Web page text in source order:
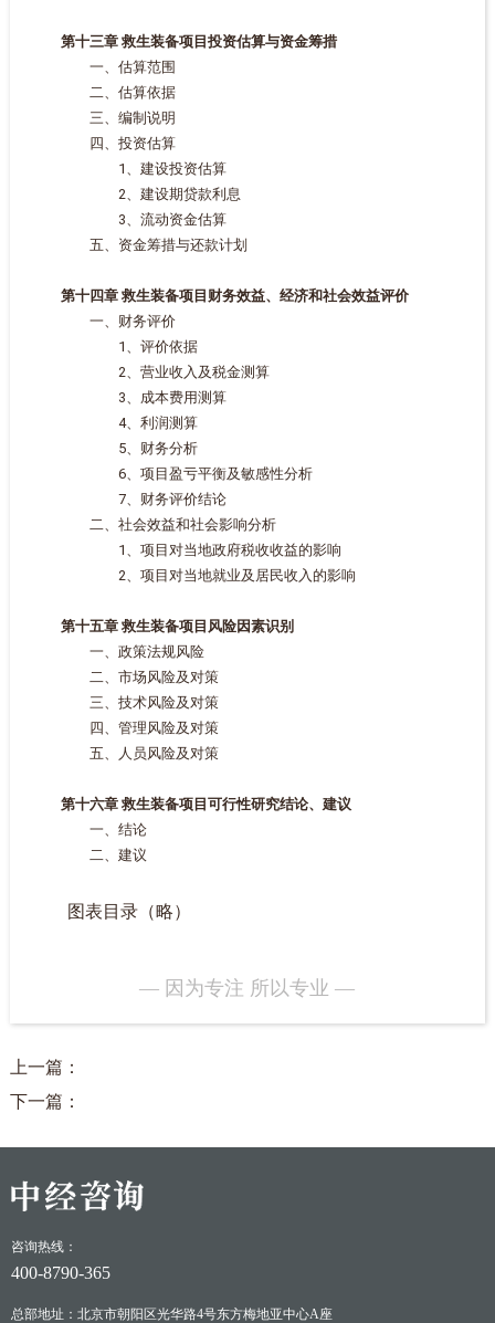
第十三章 救生装备项目投资估算与资金筹措
一、估算范围
二、估算依据
三、编制说明
四、投资估算
1、建设投资估算
2、建设期贷款利息
3、流动资金估算
五、资金筹措与还款计划
第十四章 救生装备项目财务效益、经济和社会效益评价
一、财务评价
1、评价依据
2、营业收入及税金测算
3、成本费用测算
4、利润测算
5、财务分析
6、项目盈亏平衡及敏感性分析
7、财务评价结论
二、社会效益和社会影响分析
1、项目对当地政府税收收益的影响
2、项目对当地就业及居民收入的影响
第十五章 救生装备项目风险因素识别
一、政策法规风险
二、市场风险及对策
三、技术风险及对策
四、管理风险及对策
五、人员风险及对策
第十六章 救生装备项目可行性研究结论、建议
一、结论
二、建议
图表目录（略）
— 因为专注 所以专业 —
上一篇：
下一篇：
咨询热线：
400-8790-365
总部地址：北京市朝阳区光华路4号东方梅地亚中心A座